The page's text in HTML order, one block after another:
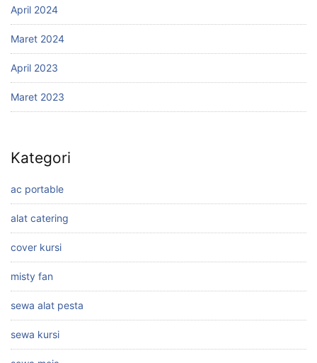
April 2024
Maret 2024
April 2023
Maret 2023
Kategori
ac portable
alat catering
cover kursi
misty fan
sewa alat pesta
sewa kursi